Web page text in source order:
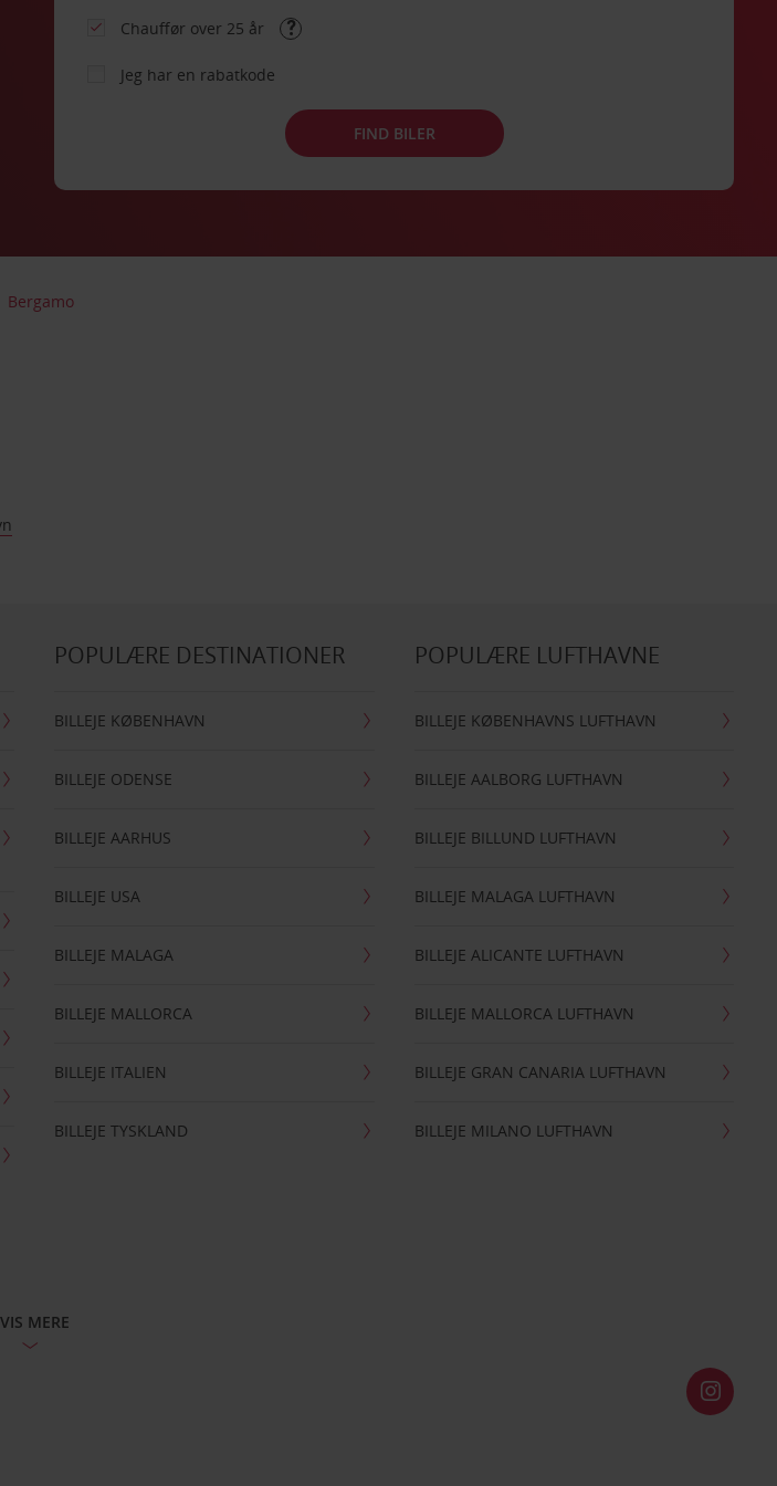
Chauffør over 25 år
Jeg har en rabatkode
FIND BILER
Bergamo
POPULÆRE DESTINATIONER
BILLEJE KØBENHAVN
BILLEJE ODENSE
BILLEJE AARHUS
BILLEJE USA
BILLEJE MALAGA
BILLEJE MALLORCA
BILLEJE ITALIEN
BILLEJE TYSKLAND
POPULÆRE LUFTHAVNE
BILLEJE KØBENHAVNS LUFTHAVN
BILLEJE AALBORG LUFTHAVN
BILLEJE BILLUND LUFTHAVN
BILLEJE MALAGA LUFTHAVN
BILLEJE ALICANTE LUFTHAVN
BILLEJE MALLORCA LUFTHAVN
BILLEJE GRAN CANARIA LUFTHAVN
BILLEJE MILANO LUFTHAVN
VIS MERE